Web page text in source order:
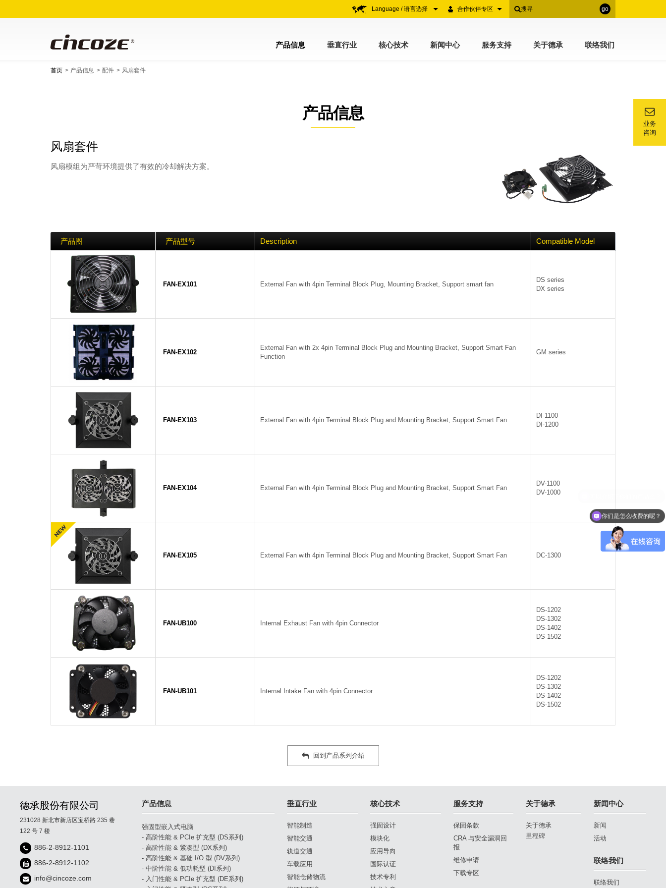
go
合作伙伴专区
Language / 语言选择
产品信息 垂直行业 核心技术 新闻中心 服务支持 关于德承 联络我们
业务
咨询
首页 产品信息 配件 风扇套件
产品信息
风扇套件
风扇模组为严苛环境提供了有效的冷却解决方案。
产品图 产品型号 Description Compatible Model
FAN-EX101 External Fan with 4pin Terminal Block Plug, Mounting Bracket, Support smart fan
DS series
DX series
FAN-EX102
External Fan with 2x 4pin Terminal Block Plug and Mounting Bracket, Support Smart Fan
Function
GM series
FAN-EX103 External Fan with 4pin Terminal Block Plug and Mounting Bracket, Support Smart Fan
DI-1100
DI-1200
FAN-EX104 External Fan with 4pin Terminal Block Plug and Mounting Bracket, Support Smart Fan
DV-1100
DV-1000
FAN-EX105 External Fan with 4pin Terminal Block Plug and Mounting Bracket, Support Smart Fan DC-1300
FAN-UB100 Internal Exhaust Fan with 4pin Connector
DS-1202
DS-1302
DS-1402
DS-1502
FAN-UB101 Internal Intake Fan with 4pin Connector
DS-1202
DS-1302
DS-1402
DS-1502
回到产品系列介绍
德承股份有限公司
231028 新北市新店区宝桥路 235 巷
122 号 7 楼
886-2-8912-1101
886-2-8912-1102
info@cincoze.com
产品信息
强固型嵌入式电脑
- 高阶性能 & PCIe 扩充型 (DS系列)
- 高阶性能 & 紧凑型 (DX系列)
- 高阶性能 & 基础 I/O 型 (DV系列)
- 中阶性能 & 低功耗型 (DI系列)
- 入门性能 & PCIe 扩充型 (DE系列)
垂直行业
智能制造
智能交通
轨道交通
车载应用
智能仓储物流
核心技术
强固设计
模块化
应用导向
国际认证
技术专利
服务支持
保固条款
CRA 与安全漏洞回
报
维修申请
下载专区
关于德承
关于德承
里程碑
新闻中心
新闻
活动
联络我们
联络我们
你们是怎么收费的呢？